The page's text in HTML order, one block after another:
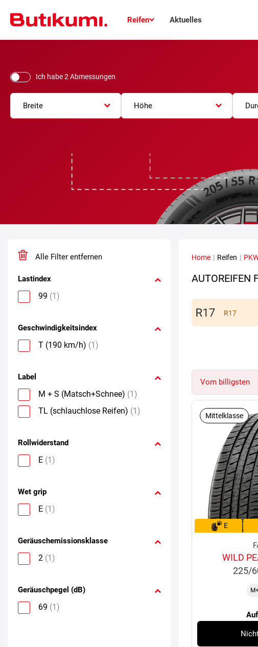
Reifen Aktuelles
Ich habe 2 Abmessungen
Breite Höhe
Alle Filter entfernen
Lastindex
99 (1)
Geschwindigkeitsindex
T (190 km/h) (1)
Label
M + S (Matsch+Schnee) (1)
TL (schlauchlose Reifen) (1)
Rollwiderstand
E (1)
Wet grip
E (1)
Geräuschemissionsklasse
2 (1)
Geräuschpegel (dB)
69 (1)
Home | Reifen |
AUTOREIFEN
R17
Vom billigsten
Mittelklasse
E
WILD
225/